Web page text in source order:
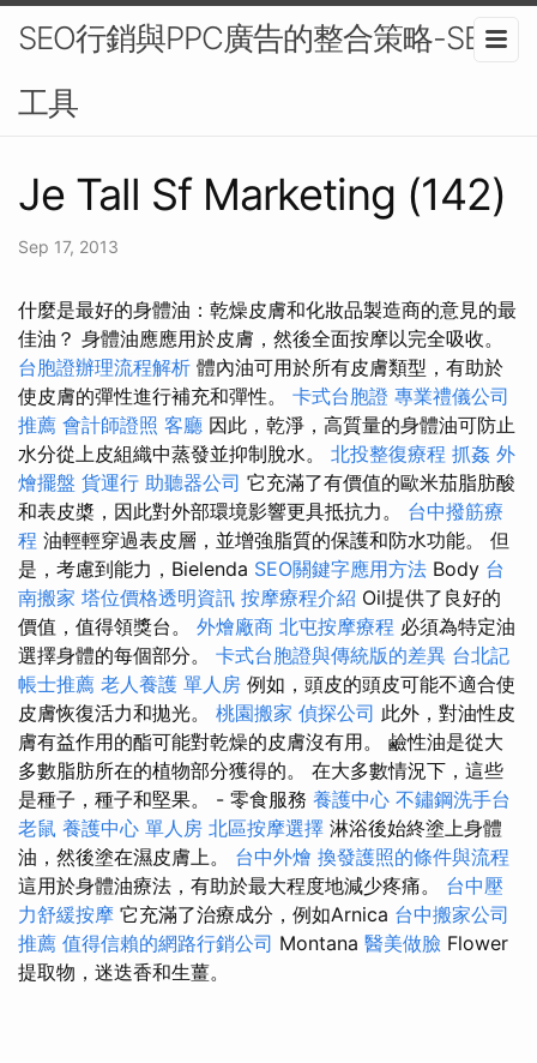
SEO行銷與PPC廣告的整合策略-SEO
工具
Je Tall Sf Marketing (142)
Sep 17, 2013
什麼是最好的身體油：乾燥皮膚和化妝品製造商的意見的最
佳油？ 身體油應應用於皮膚，然後全面按摩以完全吸收。
台胞證辦理流程解析 體內油可用於所有皮膚類型，有助於
使皮膚的彈性進行補充和彈性。 卡式台胞證 專業禮儀公司
推薦 會計師證照 客廳 因此，乾淨，高質量的身體油可防止
水分從上皮組織中蒸發並抑制脫水。 北投整復療程 抓姦 外
燴擺盤 貨運行 助聽器公司 它充滿了有價值的歐米茄脂肪酸
和表皮槳，因此對外部環境影響更具抵抗力。 台中撥筋療
程 油輕輕穿過表皮層，並增強脂質的保護和防水功能。 但
是，考慮到能力，Bielenda SEO關鍵字應用方法 Body 台
南搬家 塔位價格透明資訊 按摩療程介紹 Oil提供了良好的
價值，值得領獎台。 外燴廠商 北屯按摩療程 必須為特定油
選擇身體的每個部分。 卡式台胞證與傳統版的差異 台北記
帳士推薦 老人養護 單人房 例如，頭皮的頭皮可能不適合使
皮膚恢復活力和拋光。 桃園搬家 偵探公司 此外，對油性皮
膚有益作用的酯可能對乾燥的皮膚沒有用。 鹼性油是從大
多數脂肪所在的植物部分獲得的。 在大多數情況下，這些
是種子，種子和堅果。 - 零食服務 養護中心 不鏽鋼洗手台
老鼠 養護中心 單人房 北區按摩選擇 淋浴後始終塗上身體
油，然後塗在濕皮膚上。 台中外燴 換發護照的條件與流程
這用於身體油療法，有助於最大程度地減少疼痛。 台中壓
力舒緩按摩 它充滿了治療成分，例如Arnica 台中搬家公司
推薦 值得信賴的網路行銷公司 Montana 醫美做臉 Flower
提取物，迷迭香和生薑。